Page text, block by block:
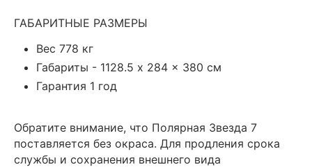
ГАБАРИТНЫЕ РАЗМЕРЫ
Вес 778 кг
Габариты - 1128.5 x 284 x 380 см
Гарантия 1 год
Обратите внимание, что Полярная Звезда 7
поставляется без окраса. Для продления срока
службы и сохранения внешнего вида